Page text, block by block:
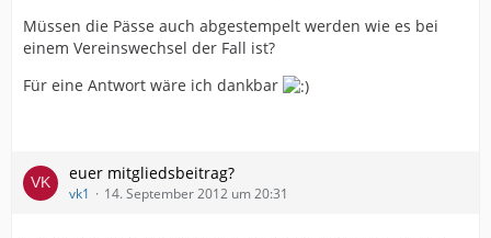
Müssen die Pässe auch abgestempelt werden wie es bei
einem Vereinswechsel der Fall ist?
Für eine Antwort wäre ich dankbar
euer mitgliedsbeitrag?
vk1 14. September 2012 um 20:31